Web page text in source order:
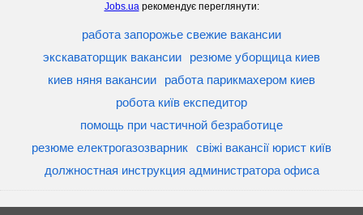
Jobs.uaрекомендує переглянути:
работа запорожье свежие вакансии
экскаваторщик вакансии
резюме уборщица киев
киев няня вакансии
работа парикмахером киев
робота київ експедитор
помощь при частичной безработице
резюме електрогазозварник свіжі вакансії юрист київ
должностная инструкция администратора офиса